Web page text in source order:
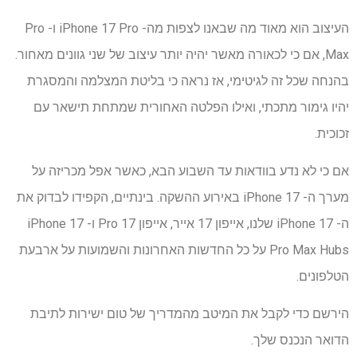
העיצוב הוא מאוד מה שבאנו לצפות מה- iPhone 17 Pro ו- Pro
Max, אם כי לכאורה מאשר יהיה יותר עיצוב של שני גוונים מאחור.
בהנחה שכל זה לגיטימי, אז נראה כי בליטת המצלמה והמסגרת
יהיו גימור מתכתי, ואילו הפלטה האחורית שמתחת תישאר עם
זכוכית.
אם כי לא נדע בוודאות עד השבוע הבא, כאשר אפל מכריזה על
מערך ה- iPhone 17 באירוע ההשקה. בינתיים, הקפידו לבדוק את
ה- iPhone 17 שלנו, אייפון 17 אייר, אייפון 17 Pro ו- iPhone 17
Pro Max Hubs על כל החדשות האחרונות והשמועות על ארבעת
הטלפונים.
הירשם כדי לקבל את המיטב מהמדריך של טום ישירות לתיבת
הדואר הנכנס שלך.